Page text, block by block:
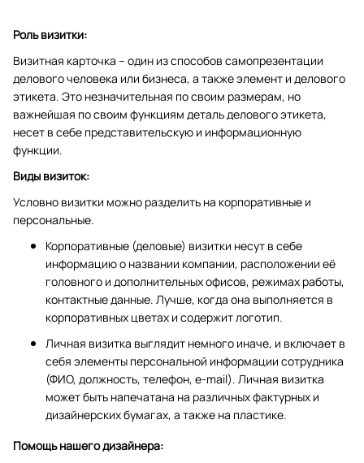
Роль визитки:
Визитная карточка – один из способов самопрезентации
делового человека или бизнеса, а также элемент и делового
этикета. Это незначительная по своим размерам, но
важнейшая по своим функциям деталь делового этикета,
несет в себе представительскую и информационную
функции.
Виды визиток:
Условно визитки можно разделить на корпоративные и
персональные.
Корпоративные (деловые) визитки несут в себе
информацию о названии компании, расположении её
головного и дополнительных офисов, режимах работы,
контактные данные. Лучше, когда она выполняется в
корпоративных цветах и содержит логотип.
Личная визитка выглядит немного иначе, и включает в
себя элементы персональной информации сотрудника
(ФИО, должность, телефон, e-mail). Личная визитка
может быть напечатана на различных фактурных и
дизайнерских бумагах, а также на пластике.
Помощь нашего дизайнера: